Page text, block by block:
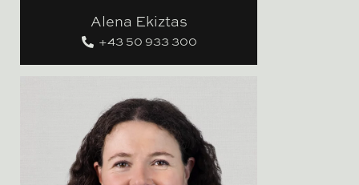
Alena Ekiztas
+43 50 933 300